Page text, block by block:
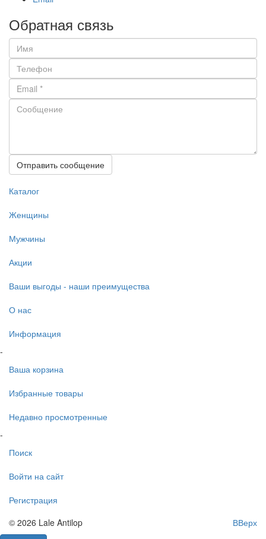
Обратная связь
Отправить сообщение
Каталог
Женщины
Мужчины
Акции
Ваши выгоды - наши преимущества
О нас
Информация
-
Ваша корзина
Избранные товары
Недавно просмотренные
-
Поиск
Войти на сайт
Регистрация
ВВерх
© 2026 Lale Antilop